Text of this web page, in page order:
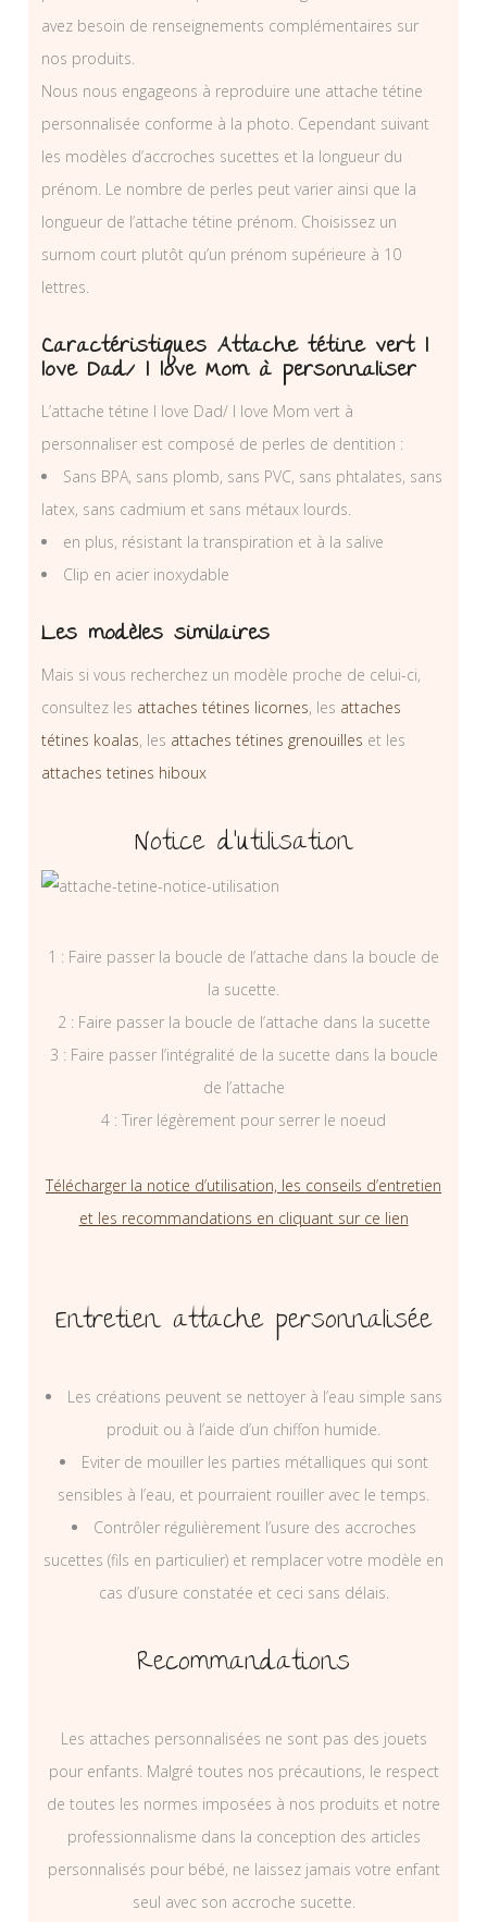
avez besoin de renseignements complémentaires sur
nos produits.
Nous nous engageons à reproduire une attache tétine
personnalisée conforme à la photo. Cependant suivant
les modèles d’accroches sucettes et la longueur du
prénom. Le nombre de perles peut varier ainsi que la
longueur de l’attache tétine prénom. Choisissez un
surnom court plutôt qu’un prénom supérieure à 10
lettres.
Caractéristiques Attache tétine vert I
love Dad/ I love Mom à personnaliser
L’attache tétine I love Dad/ I love Mom vert à
personnaliser est composé de perles de dentition :
Sans BPA, sans plomb, sans PVC, sans phtalates, sans
latex, sans cadmium et sans métaux lourds.
en plus, résistant la transpiration et à la salive
Clip en acier inoxydable
Les modèles similaires
Mais si vous recherchez un modèle proche de celui-ci,
consultez les attaches tétines licornes, les attaches
tétines koalas, les attaches tétines grenouilles et les
attaches tetines hiboux
Notice d’utilisation
1 : Faire passer la boucle de l’attache dans la boucle de
la sucette.
2 : Faire passer la boucle de l’attache dans la sucette
3 : Faire passer l’intégralité de la sucette dans la boucle
de l’attache
4 : Tirer légèrement pour serrer le noeud
Télécharger la notice d’utilisation, les conseils d’entretien
et les recommandations en cliquant sur ce lien
Entretien attache personnalisée
Les créations peuvent se nettoyer à l’eau simple sans
produit ou à l’aide d’un chiffon humide.
Eviter de mouiller les parties métalliques qui sont
sensibles à l’eau, et pourraient rouiller avec le temps.
Contrôler régulièrement l’usure des accroches
sucettes (fils en particulier) et remplacer votre modèle en
cas d’usure constatée et ceci sans délais.
Recommandations
Les attaches personnalisées ne sont pas des jouets
pour enfants. Malgré toutes nos précautions, le respect
de toutes les normes imposées à nos produits et notre
professionnalisme dans la conception des articles
personnalisés pour bébé, ne laissez jamais votre enfant
seul avec son accroche sucette.